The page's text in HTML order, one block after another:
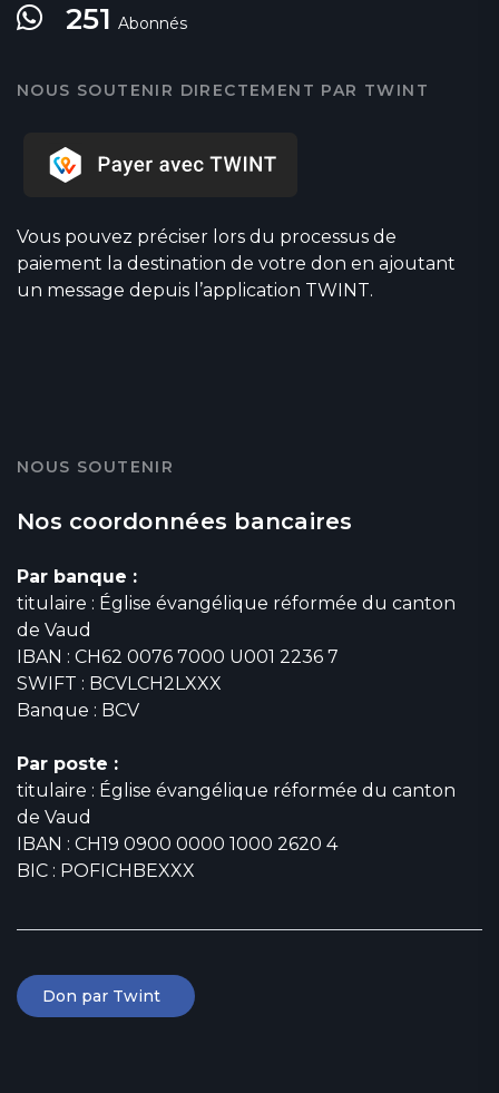
251 Abonnés
NOUS SOUTENIR DIRECTEMENT PAR TWINT
Vous pouvez préciser lors du processus de
paiement la destination de votre don en ajoutant
un message depuis l’application TWINT.
NOUS SOUTENIR
Nos coordonnées bancaires
Par banque :
titulaire : Église évangélique réformée du canton
de Vaud
IBAN : CH62 0076 7000 U001 2236 7
SWIFT : BCVLCH2LXXX
Banque : BCV
Par poste :
titulaire : Église évangélique réformée du canton
de Vaud
IBAN : CH19 0900 0000 1000 2620 4
BIC : POFICHBEXXX
Don par Twint